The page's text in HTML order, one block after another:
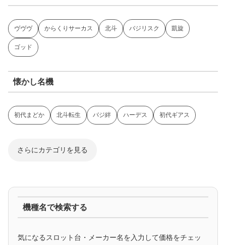
ヴヴヴ からくりサーカス 北斗 バジリスク 凱旋
ゴッド
懐かし名機
初代まどか 北斗転生 バジ絆 ハーデス 初代ギアス
さらにカテゴリを見る
マイジャグ ファンキー アイム ゴージャグ ハッピー
機種名で検索する
気になるスロット台・メーカー名を入力して価格をチェッ